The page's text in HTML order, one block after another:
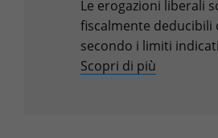
Le erogazioni liberali
fiscalmente deducibili
secondo i limiti
Scopri di più